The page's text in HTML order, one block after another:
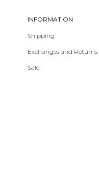
INFORMATION
Shipping
Exchanges and Returns
Sale